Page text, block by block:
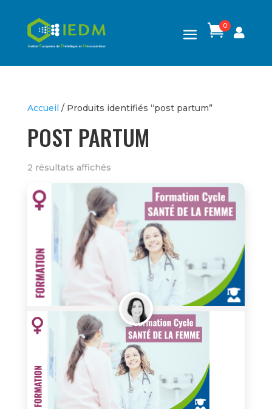
0

Accueil / Produits identifiés “post partum”
POST PARTUM
2 résultats affichés